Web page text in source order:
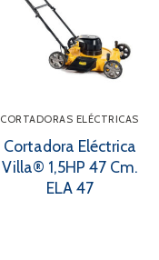
CORTADORAS ELÉCTRICAS
Cortadora Eléctrica
Villa® 1,5HP 47 Cm.
ELA 47